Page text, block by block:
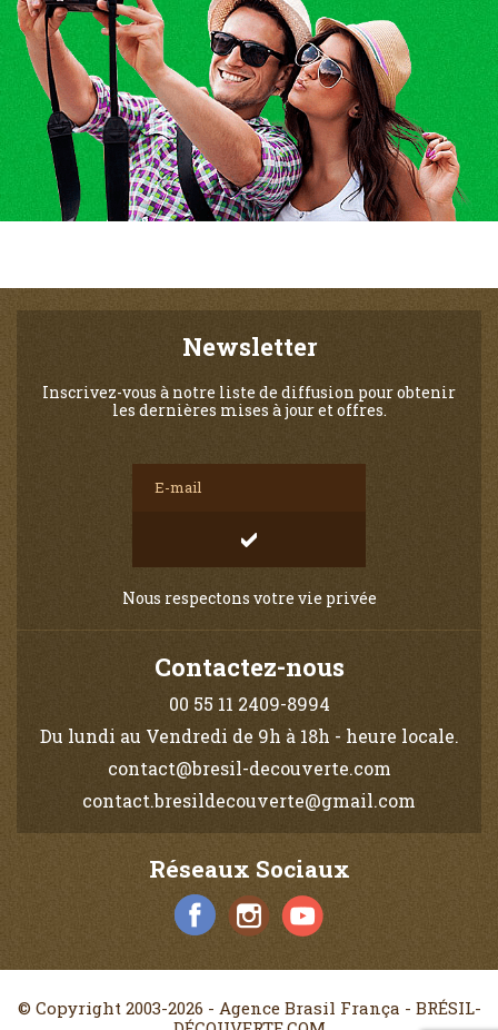
Newsletter
Inscrivez-vous à notre liste de diffusion pour obtenir
les dernières mises à jour et offres.
Nous respectons votre vie privée
Contactez-nous
00 55 11 2409-8994
Du lundi au Vendredi de 9h à 18h - heure locale.
contact@bresil-decouverte.com
contact.bresildecouverte@gmail.com
Réseaux Sociaux
© Copyright 2003-2026 - Agence Brasil França - BRÉSIL-